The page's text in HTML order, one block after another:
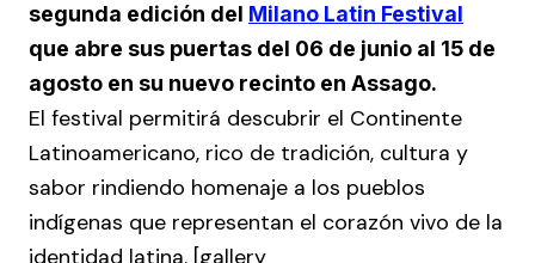
segunda edición del Milano Latin Festival
que abre sus puertas del 06 de junio al 15 de
agosto en su nuevo recinto en Assago.
El festival permitirá descubrir el Continente
Latinoamericano, rico de tradición, cultura y
sabor rindiendo homenaje a los pueblos
indígenas que representan el corazón vivo de la
identidad latina. [gallery